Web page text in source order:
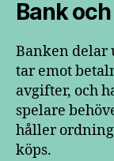
Bank
Banken delar
tar emot
avgifter, och
spelare
håller
köps.